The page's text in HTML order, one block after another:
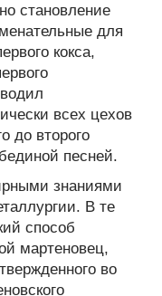
становление
для
кокса,
всех цехов
до второго
песней.
знаниями
В те
способ
мартеновец,
во